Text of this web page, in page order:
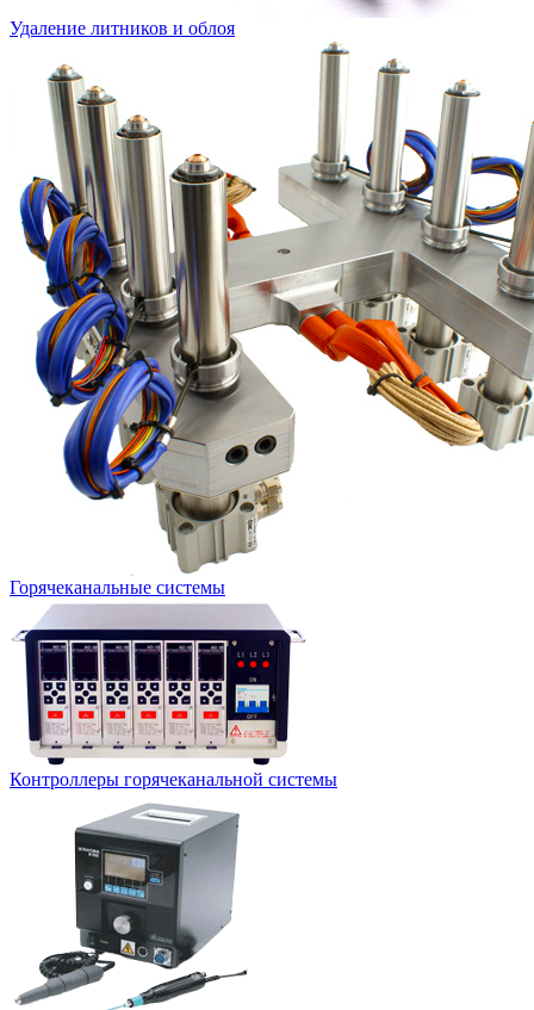
Удаление литников и облоя
Горячеканальные системы
Контроллеры горячеканальной системы